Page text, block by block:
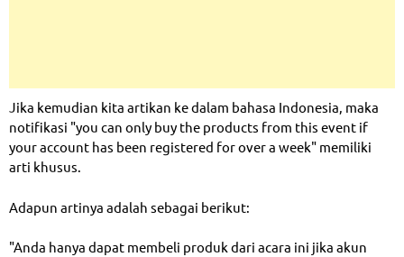
Jika kemudian kita artikan ke dalam bahasa Indonesia, maka
notifikasi "you can only buy the products from this event if
your account has been registered for over a week" memiliki
arti khusus.
Adapun artinya adalah sebagai berikut:
"Anda hanya dapat membeli produk dari acara ini jika akun